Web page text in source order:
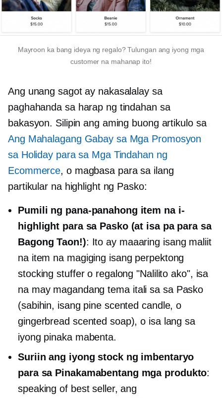
Mayroon ka bang ideya ng regalo? Tulungan ang iyong mga
customer na mahanap ito!
Ang unang sagot ay nakasalalay sa
paghahanda sa harap ng tindahan sa
bakasyon. Silipin ang aming buong artikulo sa
Ang Mahalagang Gabay sa Mga Promosyon
sa Holiday para sa Mga Tindahan ng
Ecommerce, o magbasa para sa ilang
partikular na highlight ng Pasko:
Pumili ng pana-panahong item na i-
highlight para sa Pasko (at isa pa para sa
Bagong Taon!): Ito ay maaaring isang maliit
na item na magiging isang perpektong
stocking stuffer o regalong "Nalilito ako", isa
na may magandang tema itali sa sa Pasko
(sabihin, isang pine scented candle, o
gingerbread scented soap), o isa lang sa
iyong pinaka mabenta.
Suriin ang iyong stock ng imbentaryo
para sa Pinakamabentang mga produkto:
speaking of best seller, ang